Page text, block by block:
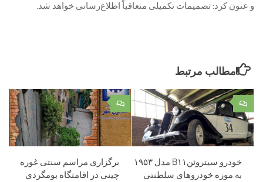
و عنون کرد: تصمیمات تکمیلی متعاقباً اطلاع‌رسانی خواهد شد.
مطالب مرتبط
۰
برگزاری مراسم سنتی غوره
چینی در اقامتگاه بومگردی
۰
خودرو سیتروئنB۱۱ مدل ۱۹۵۳
به موزه خودروهای سلطنتی